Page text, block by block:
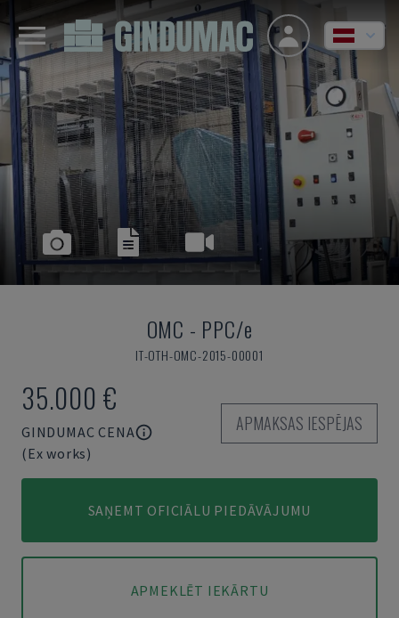
OMC - PPC/e
IT-OTH-OMC-2015-00001
35.000 €
GINDUMAC CENA
(Ex works)
APMAKSAS IESPĒJAS
SAŅEMT OFICIĀLU PIEDĀVĀJUMU
APMEKLĒT IEKĀRTU